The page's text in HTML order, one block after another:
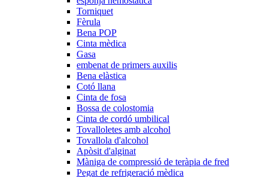
Torniquet
Fèrula
Bena POP
Cinta mèdica
Gasa
embenat de primers auxilis
Bena elàstica
Cotó llana
Cinta de fosa
Bossa de colostomia
Cinta de cordó umbilical
Tovalloletes amb alcohol
Tovallola d'alcohol
Apòsit d'alginat
Màniga de compressió de teràpia de fred
Pegat de refrigeració mèdica